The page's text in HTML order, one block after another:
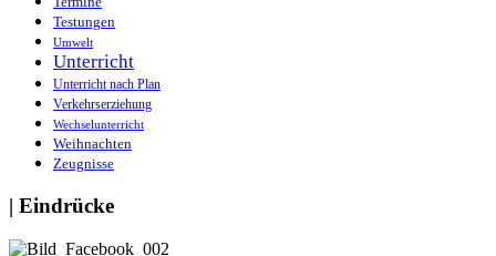
Testungen
Umwelt
Unterricht
Unterricht nach Plan
Verkehrserziehung
Wechselunterricht
Weihnachten
Zeugnisse
| Eindrücke